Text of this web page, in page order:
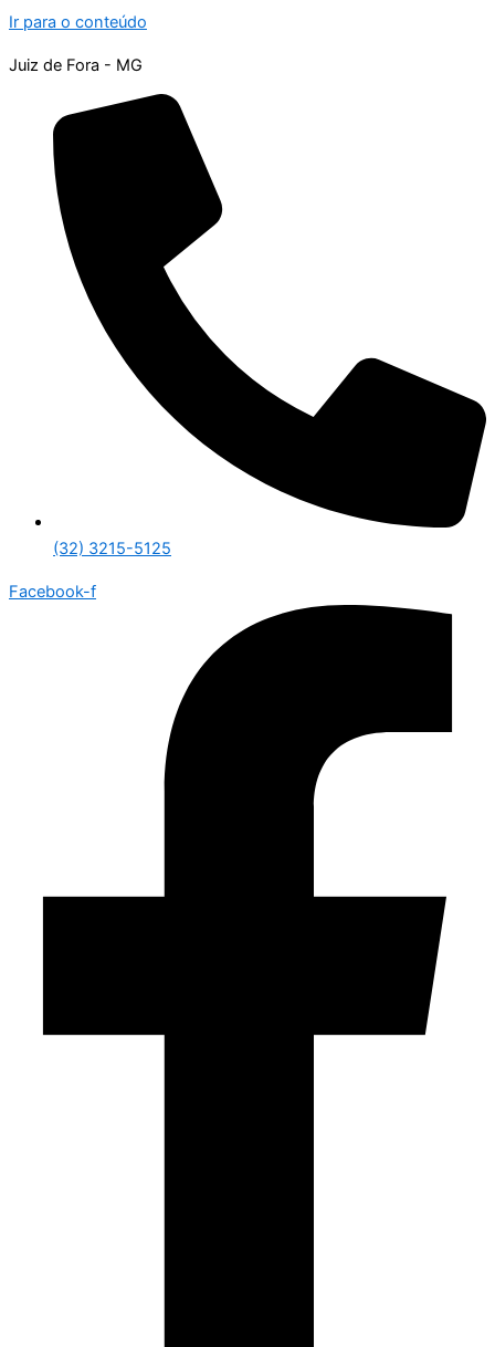
Ir para o conteúdo
Juiz de Fora - MG
(32) 3215-5125
Facebook-f